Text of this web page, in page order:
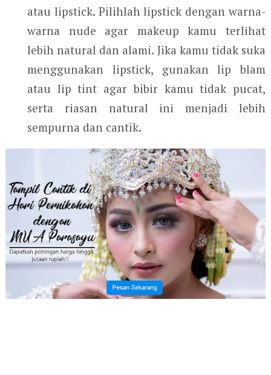
atau lipstick. Pilihlah lipstick dengan warna-
warna nude agar makeup kamu terlihat
lebih natural dan alami. Jika kamu tidak suka
menggunakan lipstick, gunakan lip blam
atau lip tint agar bibir kamu tidak pucat,
serta riasan natural ini menjadi lebih
sempurna dan cantik.